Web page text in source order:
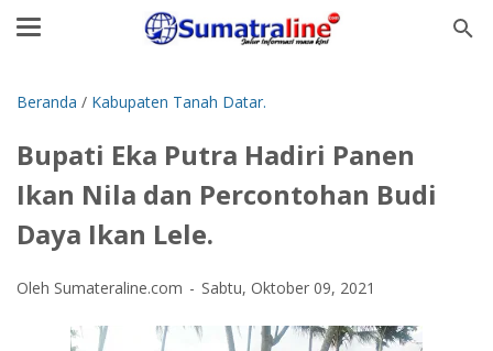
Beranda / Kabupaten Tanah Datar.
Bupati Eka Putra Hadiri Panen
Ikan Nila dan Percontohan Budi
Daya Ikan Lele.
Oleh Sumateraline.com Sabtu, Oktober 09, 2021